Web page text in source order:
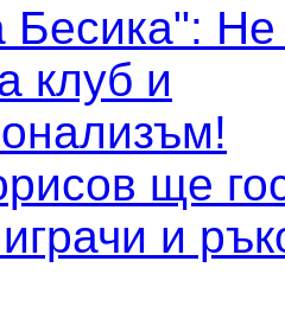
Бесика":
клуб и
ще
и